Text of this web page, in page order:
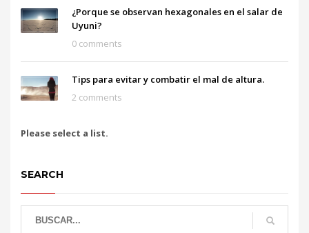
¿Porque se observan hexagonales en el salar de
Uyuni?
0 comments
Tips para evitar y combatir el mal de altura.
2 comments
Please select a list.
SEARCH